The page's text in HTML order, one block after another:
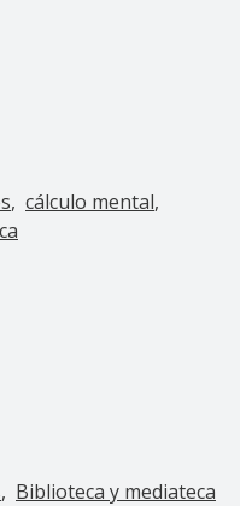
cálculo mental
Biblioteca y mediateca